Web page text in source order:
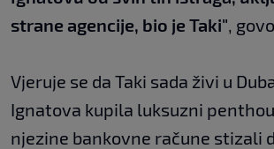
strane agencije, bio je Taki" ,
Vjeruje se da Taki sada živi u
Ignatova kupila luksuzni
njezine bankovne račune stizali